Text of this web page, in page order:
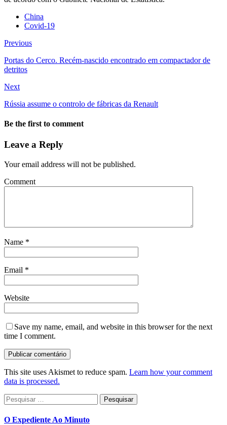
China
Covid-19
Previous
Portas do Cerco. Recém-nascido encontrado em compactador de
detritos
Next
Rússia assume o controlo de fábricas da Renault
Be the first to comment
Leave a Reply
Your email address will not be published.
Comment
Name *
Email *
Website
Save my name, email, and website in this browser for the next
time I comment.
This site uses Akismet to reduce spam. Learn how your comment
data is processed.
Pesquisar
por:
O Expediente Ao Minuto